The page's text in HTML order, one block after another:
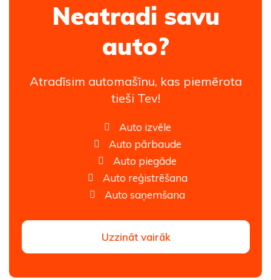
Neatradi savu
auto?
Atradīsim automašīnu, kas piemērota
tieši Tev!
Auto izvēle
Auto pārbaude
Auto piegāde
Auto reģistrēšana
Auto saņemšana
Uzzināt vairāk